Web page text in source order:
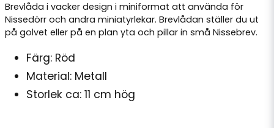
Brevlåda i vacker design i miniformat att använda för
Nissedörr och andra miniatyrlekar. Brevlådan ställer du ut
på golvet eller på en plan yta och pillar in små Nissebrev.
Färg: Röd
Material: Metall
Storlek ca: 11 cm hög